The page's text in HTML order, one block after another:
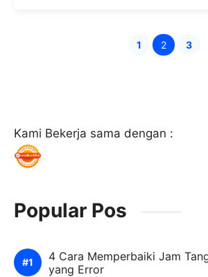
Page
1 Page
2 3
Kami Bekerja sama dengan :
Popular Pos
4 Cara Memperbaiki Jam
yang Error